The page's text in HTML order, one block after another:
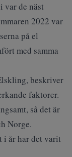
var de näst
2022 var
på el
med samma
beskriver
faktorer.
så det är
Norge.
i år har det varit